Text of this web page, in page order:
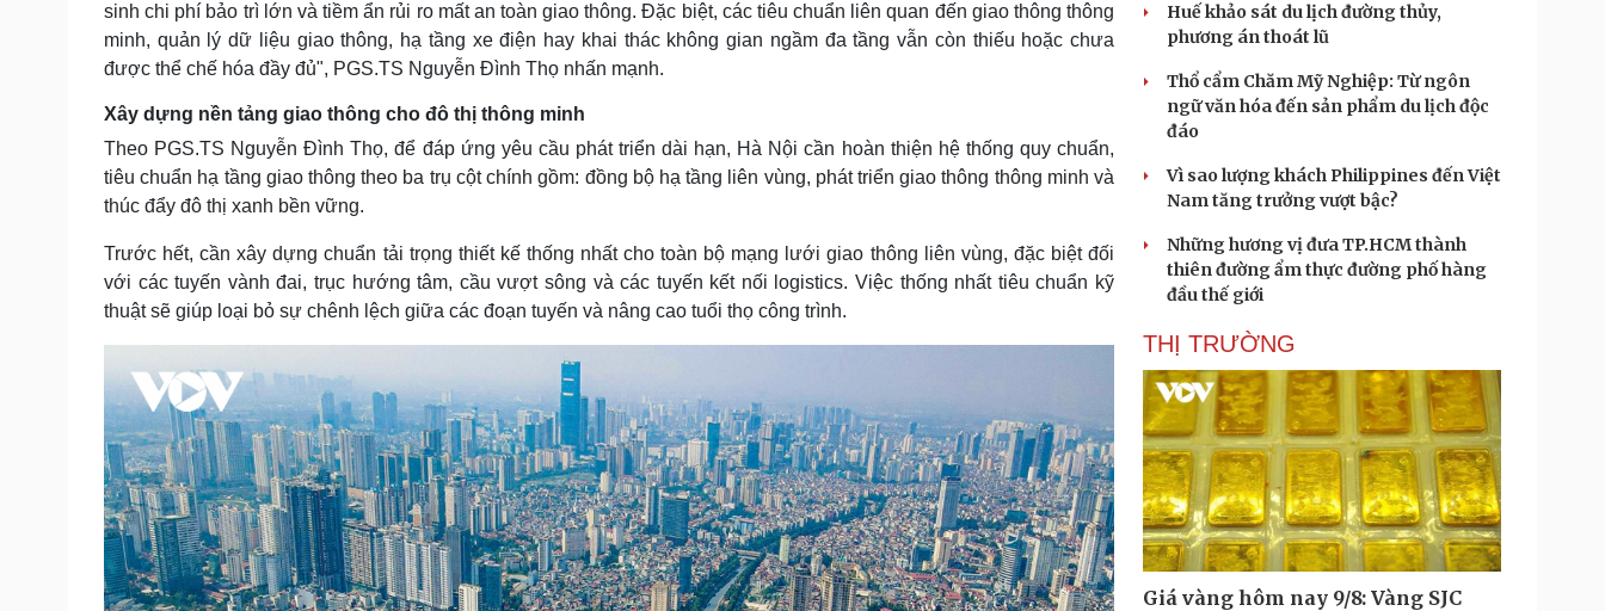
sinh chi phí bảo trì lớn và tiềm ẩn rủi ro mất an toàn giao thông. Đặc biệt, các tiêu chuẩn liên quan đến giao thông thông
minh, quản lý dữ liệu giao thông, hạ tầng xe điện hay khai thác không gian ngầm đa tầng vẫn còn thiếu hoặc chưa
được thể chế hóa đầy đủ", PGS.TS Nguyễn Đình Thọ nhấn mạnh.
Xây dựng nền tảng giao thông cho đô thị thông minh
Theo PGS.TS Nguyễn Đình Thọ, để đáp ứng yêu cầu phát triển dài hạn, Hà Nội cần hoàn thiện hệ thống quy chuẩn,
tiêu chuẩn hạ tầng giao thông theo ba trụ cột chính gồm: đồng bộ hạ tầng liên vùng, phát triển giao thông thông minh và
thúc đẩy đô thị xanh bền vững.
Trước hết, cần xây dựng chuẩn tải trọng thiết kế thống nhất cho toàn bộ mạng lưới giao thông liên vùng, đặc biệt đối
với các tuyến vành đai, trục hướng tâm, cầu vượt sông và các tuyến kết nối logistics. Việc thống nhất tiêu chuẩn kỹ
thuật sẽ giúp loại bỏ sự chênh lệch giữa các đoạn tuyến và nâng cao tuổi thọ công trình.
Huế khảo sát du lịch đường thủy,
phương án thoát lũ
Thổ cẩm Chăm Mỹ Nghiệp: Từ ngôn
ngữ văn hóa đến sản phẩm du lịch độc
đáo
Vì sao lượng khách Philippines đến Việt
Nam tăng trưởng vượt bậc?
Những hương vị đưa TP.HCM thành
thiên đường ẩm thực đường phố hàng
đầu thế giới
THỊ TRƯỜNG
Giá vàng hôm nay 9/8: Vàng SJC